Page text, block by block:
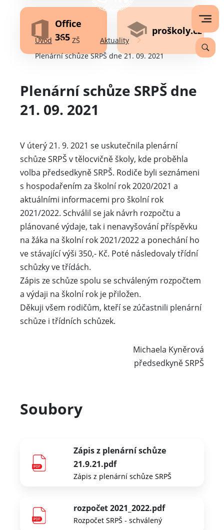
Office
365
proškoly.cz
Úvod ZŠ
Aktuality
Plenární schůze SRPŠ dne 21. 09. 2021
Plenární schůze SRPŠ dne
21. 09. 2021
V úterý 21. 9. 2021 se uskutečnila plenární
schůze SRPŠ v tělocvičně školy, kde proběhla
volba předsedkyně SRPŠ. Rodiče byli seznámeni
s hospodařením za školní rok 2020/2021 a
aktuálními informacemi pro školní rok
2021/2022. Schválil se jak návrh rozpočtu a
plánované výdaje, tak i nenavyšování příspěvku
na žáka na školní rok 2021/2022 a ponechání ho
ve stávající výši 350,- Kč. Poté následovaly třídní
schůzky ve třídách.
Zápis ze schůze spolu se schváleným rozpočtem
a výdaji na školní rok je přiložen.
Děkuji všem rodičům, kteří se zúčastnili plenární
schůze i třídních schůzek.
Michaela Kyněrová
předsedkyně SRPŠ
Soubory
Zápis z plenární schůze
21.9.21.pdf
Zápis z plenární schůze SRPŠ
rozpočet 2021_2022.pdf
Rozpočet SRPŠ - schválený